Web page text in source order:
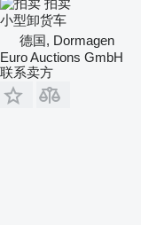
拍卖
小型卸货车
德国, Dormagen
Euro Auctions GmbH
联系卖方